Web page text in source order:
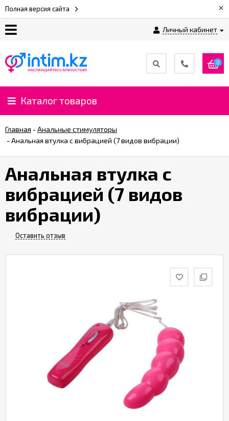
Полная версия сайта ×
Личный кабинет
нас
Доставка
и
⚡
%
CashBack
%
Партнерам
0
Каталог товаров
Главная -Анальные стимуляторы
-Анальная втулка с вибрацией (7 видов вибрации)
Анальная втулка с
вибрацией (7 видов
вибрации)
Оставить отзыв